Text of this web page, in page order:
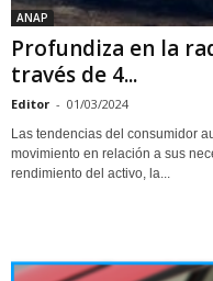
ANAP
Profundiza en la
través de 4...
Editor - 01/03/2024
Las tendencias del consumidor
movimiento en relación a sus
rendimiento del activo, la...